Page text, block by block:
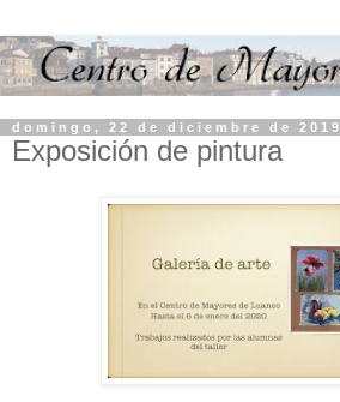
domingo, 22 de diciembre de 2019
Exposición de pintura